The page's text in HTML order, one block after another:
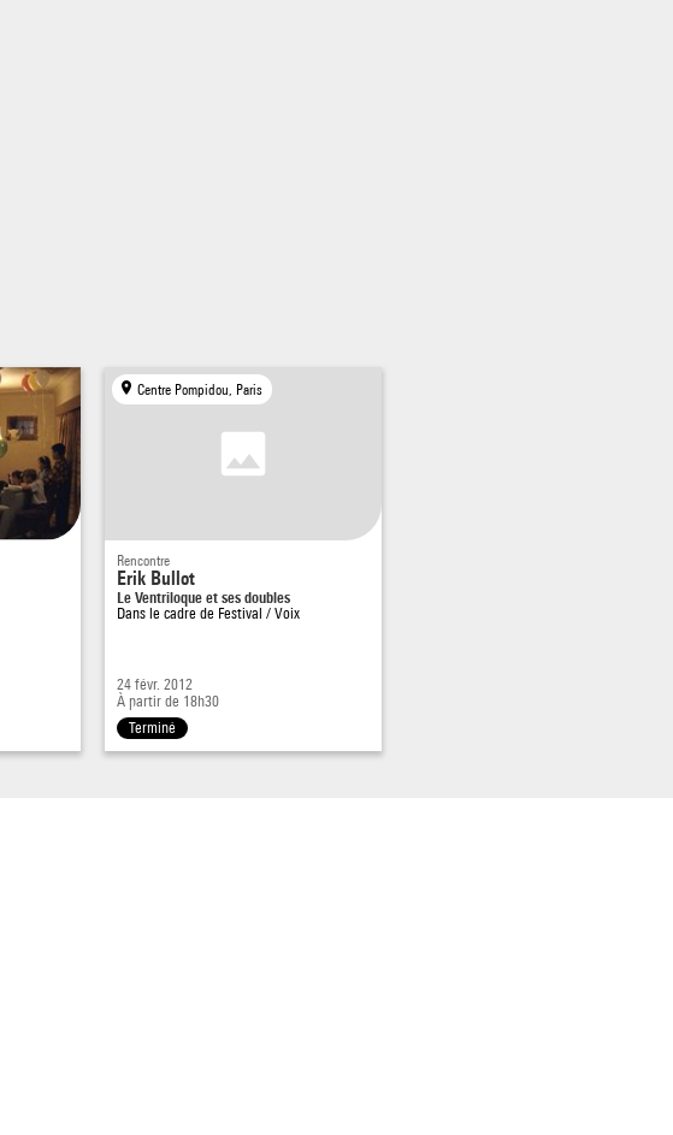
Centre Pompidou, Paris
Rencontre
Erik Bullot
Le Ventriloque et ses doubles
Dans le cadre de Festival / Voix
24 févr. 2012
À partir de 18h30
Terminé